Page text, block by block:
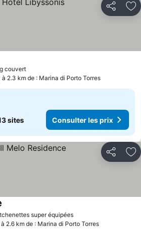
Partager
couvert
à 2.3 km de : Marina di Porto Torres
sites Consulter les prix
Partager
super équipées
à 2.6 km de : Marina di Porto Torres